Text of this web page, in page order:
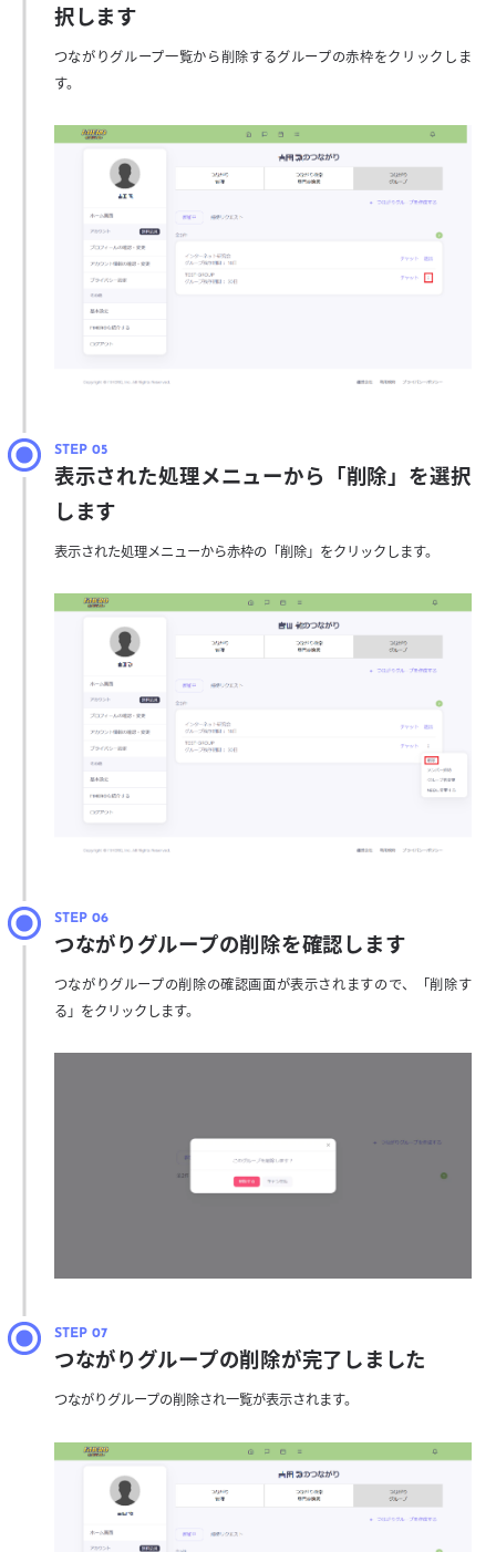
択します
つながりグループ一覧から削除するグループの赤枠をクリックしま
す。
表示された処理メニューから「削除」を選択
します
表示された処理メニューから赤枠の「削除」をクリックします。
つながりグループの削除を確認します
つながりグループの削除の確認画面が表示されますので、「削除す
る」をクリックします。
つながりグループの削除が完了しました
つながりグループの削除され一覧が表示されます。